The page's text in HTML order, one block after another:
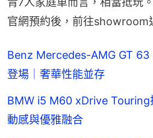
官網預約後，前往showroom
Benz Mercedes-AMG GT
登場｜奢華性能並存
BMW i5 M60 xDrive Touring
動感與優雅融合